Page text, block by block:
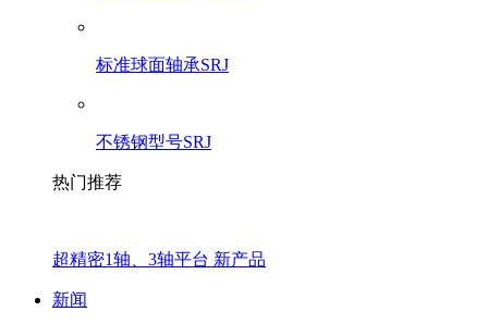
标准球面轴承SRJ
不锈钢型号SRJ
热门推荐
超精密1轴、3轴平台 新产品
新闻